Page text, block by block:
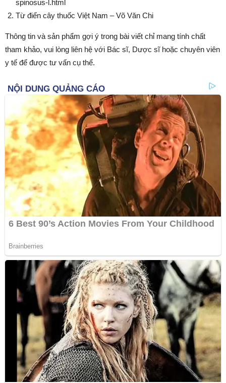
spinosus-l.html
Từ điển cây thuốc Việt Nam – Võ Văn Chi
Thông tin và sản phẩm gợi ý trong bài viết chỉ mang tính chất
tham khảo, vui lòng liên hệ với Bác sĩ, Dược sĩ hoặc chuyên viên
y tế để được tư vấn cụ thể.